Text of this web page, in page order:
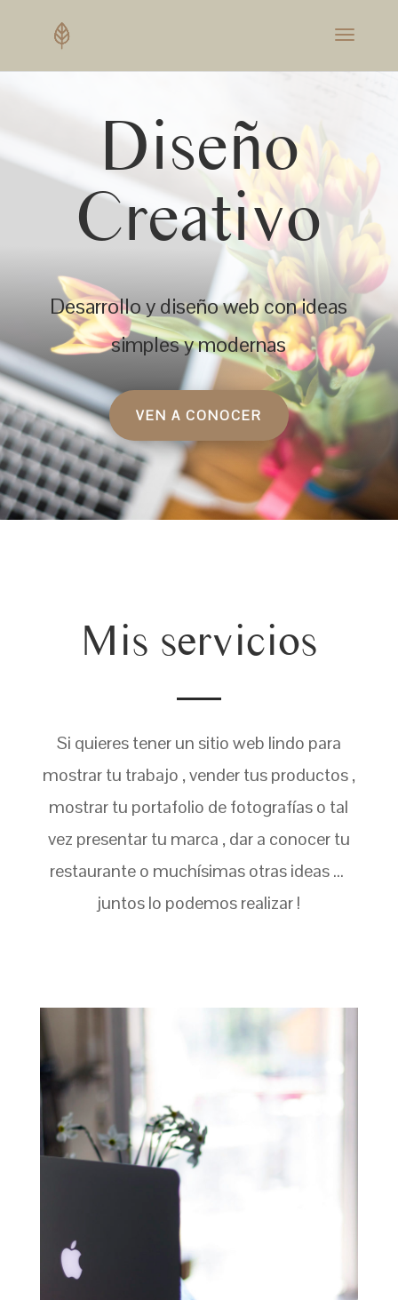
Diseño
Creativo
Desarrollo y diseño web con ideas
simples y modernas
VEN A CONOCER
Mis servicios
Si quieres tener un sitio web lindo para
mostrar tu trabajo , vender tus productos ,
mostrar tu portafolio de fotografías o tal
vez presentar tu marca , dar a conocer tu
restaurante o muchísimas otras ideas …
juntos lo podemos realizar !